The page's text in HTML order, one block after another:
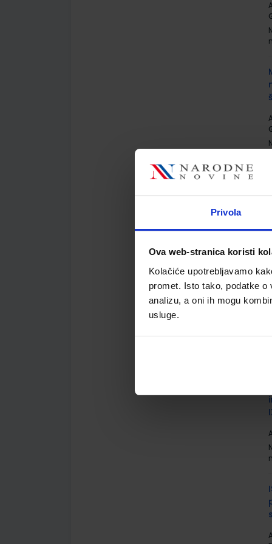
Privola
Ova web-stranica koristi
Kolačiće upotrebljavamo
promet. Isto tako, podatke
analizu, a oni ih mogu
usluge.